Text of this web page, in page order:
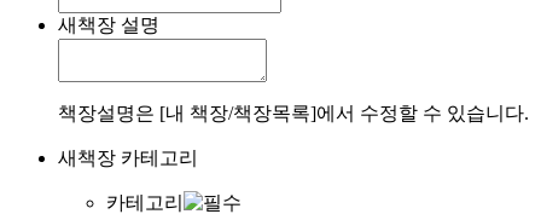
새책장 설명
책장설명은 [내 책장/책장목록]에서 수정할 수 있습니다.
새책장 카테고리
카테고리